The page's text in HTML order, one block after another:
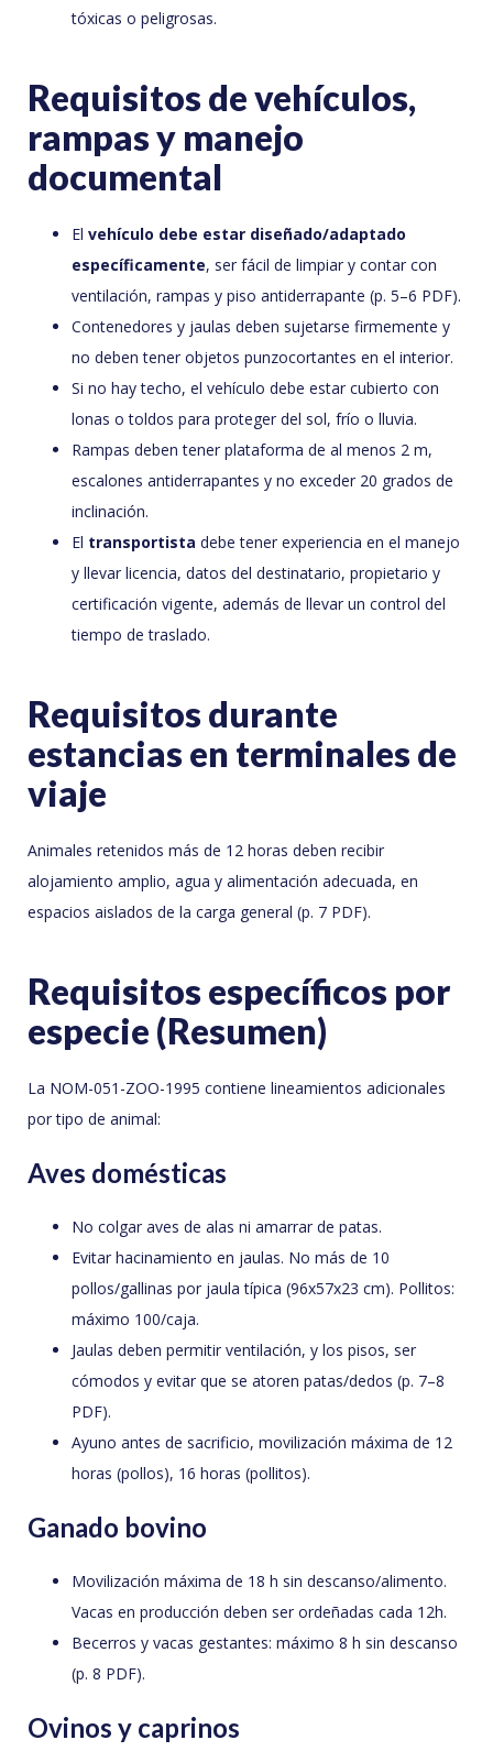
tóxicas o peligrosas.
Requisitos de vehículos,
rampas y manejo
documental
El vehículo debe estar diseñado/adaptado
específicamente, ser fácil de limpiar y contar con
ventilación, rampas y piso antiderrapante (p. 5–6 PDF).
Contenedores y jaulas deben sujetarse firmemente y
no deben tener objetos punzocortantes en el interior.
Si no hay techo, el vehículo debe estar cubierto con
lonas o toldos para proteger del sol, frío o lluvia.
Rampas deben tener plataforma de al menos 2 m,
escalones antiderrapantes y no exceder 20 grados de
inclinación.
El transportista debe tener experiencia en el manejo
y llevar licencia, datos del destinatario, propietario y
certificación vigente, además de llevar un control del
tiempo de traslado.
Requisitos durante
estancias en terminales de
viaje
Animales retenidos más de 12 horas deben recibir
alojamiento amplio, agua y alimentación adecuada, en
espacios aislados de la carga general (p. 7 PDF).
Requisitos específicos por
especie (Resumen)
La NOM-051-ZOO-1995 contiene lineamientos adicionales
por tipo de animal:
Aves domésticas
No colgar aves de alas ni amarrar de patas.
Evitar hacinamiento en jaulas. No más de 10
pollos/gallinas por jaula típica (96x57x23 cm). Pollitos:
máximo 100/caja.
Jaulas deben permitir ventilación, y los pisos, ser
cómodos y evitar que se atoren patas/dedos (p. 7–8
PDF).
Ayuno antes de sacrificio, movilización máxima de 12
horas (pollos), 16 horas (pollitos).
Ganado bovino
Movilización máxima de 18 h sin descanso/alimento.
Vacas en producción deben ser ordeñadas cada 12h.
Becerros y vacas gestantes: máximo 8 h sin descanso
(p. 8 PDF).
Ovinos y caprinos